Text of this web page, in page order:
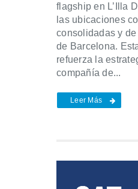
flagship en L’Illa
las ubicaciones
consolidadas y
de Barcelona.
refuerza la
compañía de...
Leer Más